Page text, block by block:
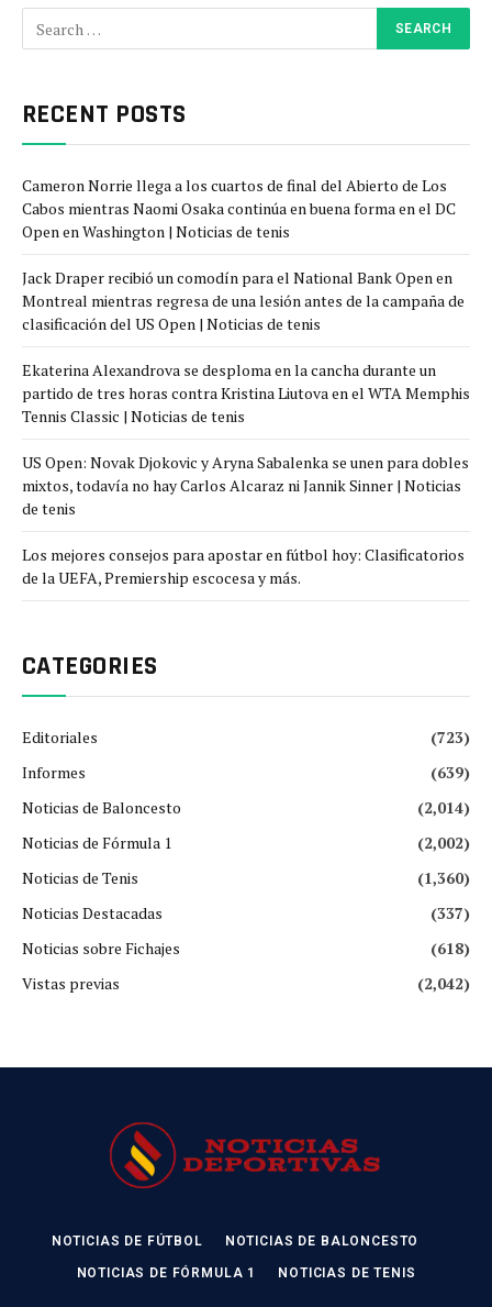
RECENT POSTS
Cameron Norrie llega a los cuartos de final del Abierto de Los
Cabos mientras Naomi Osaka continúa en buena forma en el DC
Open en Washington | Noticias de tenis
Jack Draper recibió un comodín para el National Bank Open en
Montreal mientras regresa de una lesión antes de la campaña de
clasificación del US Open | Noticias de tenis
Ekaterina Alexandrova se desploma en la cancha durante un
partido de tres horas contra Kristina Liutova en el WTA Memphis
Tennis Classic | Noticias de tenis
US Open: Novak Djokovic y Aryna Sabalenka se unen para dobles
mixtos, todavía no hay Carlos Alcaraz ni Jannik Sinner | Noticias
de tenis
Los mejores consejos para apostar en fútbol hoy: Clasificatorios
de la UEFA, Premiership escocesa y más.
CATEGORIES
Editoriales
(723)
Informes
(639)
Noticias de Baloncesto
(2,014)
Noticias de Fórmula 1
(2,002)
Noticias de Tenis
(1,360)
Noticias Destacadas
(337)
Noticias sobre Fichajes
(618)
Vistas previas
(2,042)
NOTICIAS DE FÚTBOL NOTICIAS DE BALONCESTO
NOTICIAS DE FÓRMULA 1 NOTICIAS DE TENIS